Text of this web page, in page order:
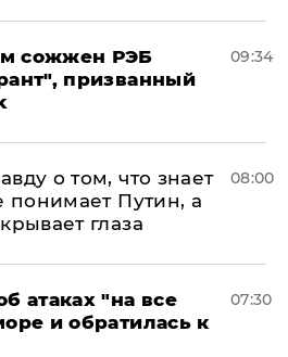
сожжен РЭБ
призванный
09:34
о том, что знает
понимает Путин, а
глаза
08:00
атаках "на все
и обратилась к
07:30